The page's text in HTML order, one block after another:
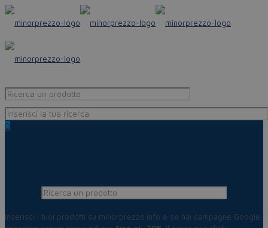
0
Inserisci i tuoi prodotti su minorprezzo.info e se hai campagne Google